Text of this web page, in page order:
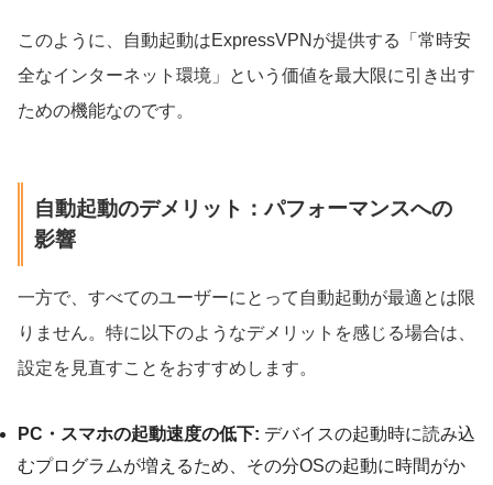
このように、自動起動はExpressVPNが提供する「常時安
全なインターネット環境」という価値を最大限に引き出す
ための機能なのです。
自動起動のデメリット：パフォーマンスへの
影響
一方で、すべてのユーザーにとって自動起動が最適とは限
りません。特に以下のようなデメリットを感じる場合は、
設定を見直すことをおすすめします。
PC・スマホの起動速度の低下: デバイスの起動時に読み込
むプログラムが増えるため、その分OSの起動に時間がか